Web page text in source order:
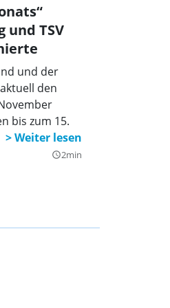
und TSV
und der
den
bis zum 15.
query_builder2min